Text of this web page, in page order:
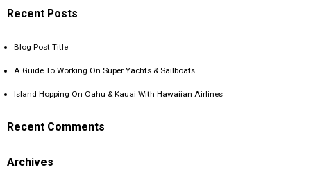
Recent Posts
Blog Post Title
A Guide To Working On Super Yachts & Sailboats
Island Hopping On Oahu & Kauai With Hawaiian Airlines
Recent Comments
Archives